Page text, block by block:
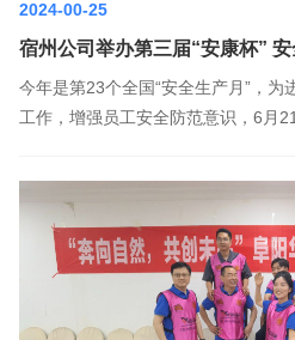
2024-00-25
宿州公司举办第三届“安康杯”
今年是第23个全国“安全生产月”，为
工作，增强员工安全防范意识，6月